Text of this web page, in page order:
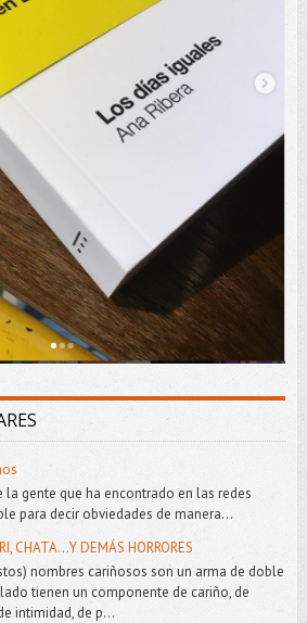
la gente que ha encontrado en las redes
para decir obviedades de manera...
CHATA...Y DEMÁS HORRORES
nombres cariñosos son un arma de doble
tienen un componente de cariño, de
intimidad, de p...